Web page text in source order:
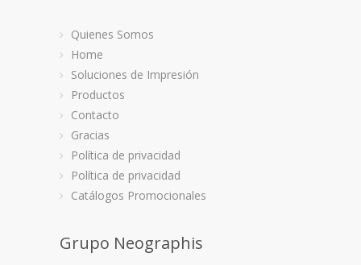
CAJAS – EMPAQUES
Cajas y Empaques, FAVORITO
Quienes Somos
Home
Soluciones de Impresión
Productos
Contacto
Gracias
Política de privacidad
Política de privacidad
Catálogos Promocionales
Grupo Neographis